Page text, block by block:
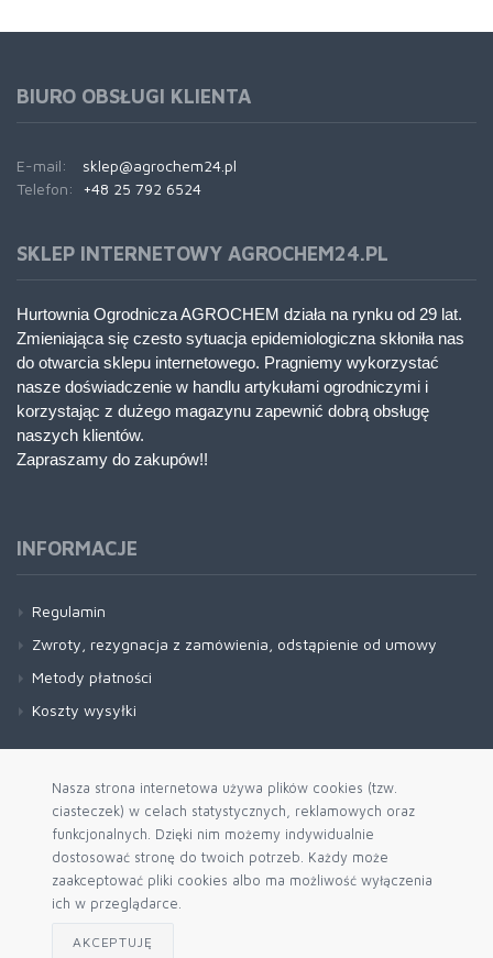
Nasza strona internetowa używa plików cookies (tzw.
ciasteczek) w celach statystycznych, reklamowych oraz
funkcjonalnych. Dzięki nim możemy indywidualnie
dostosować stronę do twoich potrzeb. Każdy może
zaakceptować pliki cookies albo ma możliwość wyłączenia
ich w przeglądarce.
AKCEPTUJĘ
BIURO OBSŁUGI KLIENTA
E-mail:
sklep@agrochem24.pl
Telefon:
+48 25 792 6524
SKLEP INTERNETOWY AGROCHEM24.PL
Hurtownia Ogrodnicza AGROCHEM działa na rynku od 29 lat.
Zmieniająca się czesto sytuacja epidemiologiczna skłoniła nas
do otwarcia sklepu internetowego. Pragniemy wykorzystać
nasze doświadczenie w handlu artykułami ogrodniczymi i
korzystając z dużego magazynu zapewnić dobrą obsługę
naszych klientów.
Zapraszamy do zakupów!!
INFORMACJE
Regulamin
Zwroty, rezygnacja z zamówienia, odstąpienie od umowy
Metody płatności
Koszty wysyłki